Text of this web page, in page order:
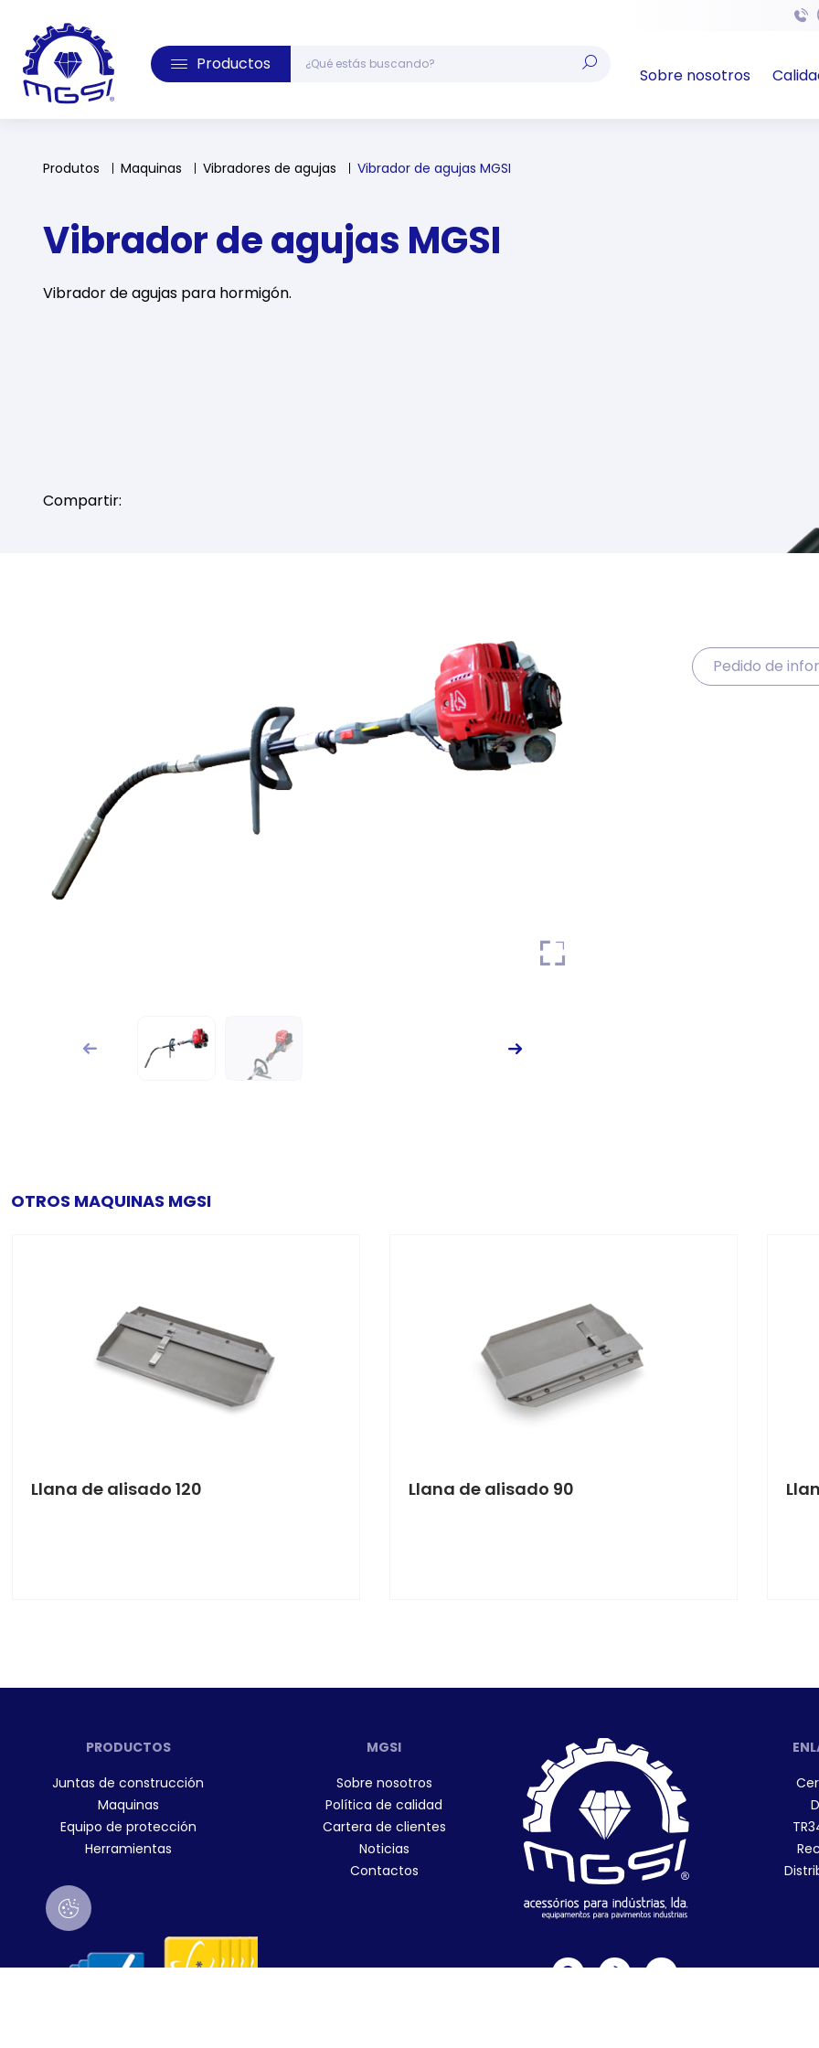
Productos
Sobre nosotros
Produtos Maquinas Vibradores de agujas Vibrador de agujas MGSI
Vibrador de agujas MGSI
Vibrador de agujas para hormigón.
Compartir:
Pedido de
OTROS MAQUINAS MGSI
Llana de alisado 120 Llana de alisado 90
PRODUCTOS
Juntas de construcción
Maquinas
Equipo de protección
Herramientas
MGSI
Sobre nosotros
Política de calidad
Cartera de clientes
Noticias
Contactos